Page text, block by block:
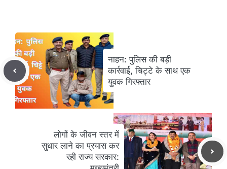
नाहन: पुलिस की बड़ी
कार्रवाई, चिट्टे के साथ एक
युवक गिरफ्तार
लोगों के जीवन स्तर में
सुधार लाने का प्रयास कर
रही राज्य सरकार: